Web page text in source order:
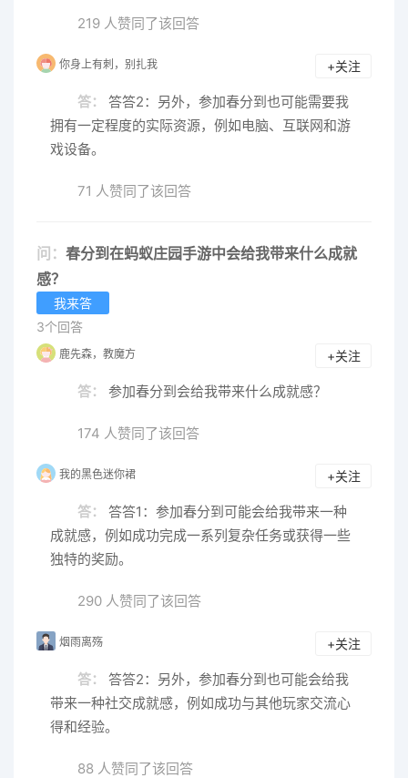
219 人赞同了该回答
你身上有刺，别扎我 +关注
答：
答答2：另外，参加春分到也可能需要我
拥有一定程度的实际资源，例如电脑、互联网和游
戏设备。
71 人赞同了该回答
问： 春分到在蚂蚁庄园手游中会给我带来什么成就
感？
我来答
3个回答
鹿先森，教魔方 +关注
答： 参加春分到会给我带来什么成就感？
174 人赞同了该回答
我的黑色迷你裙 +关注
答：
答答1：参加春分到可能会给我带来一种
成就感，例如成功完成一系列复杂任务或获得一些
独特的奖励。
290 人赞同了该回答
烟雨离殇 +关注
答：
答答2：另外，参加春分到也可能会给我
带来一种社交成就感，例如成功与其他玩家交流心
得和经验。
88 人赞同了该回答